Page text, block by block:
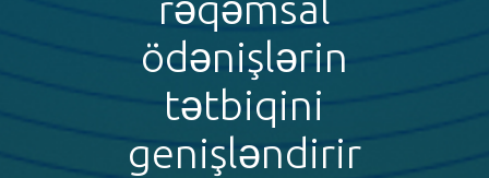
rəqəmsal
ödənişlərin
tətbiqini
genişləndirir